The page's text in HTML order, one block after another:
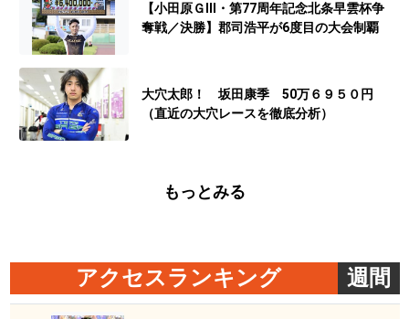
【小田原ＧⅢ・第77周年記念北条早雲杯争
奪戦／決勝】郡司浩平が6度目の大会制覇
大穴太郎！ 坂田康季 50万６９５０円
（直近の大穴レースを徹底分析）
もっとみる
アクセスランキング 週間